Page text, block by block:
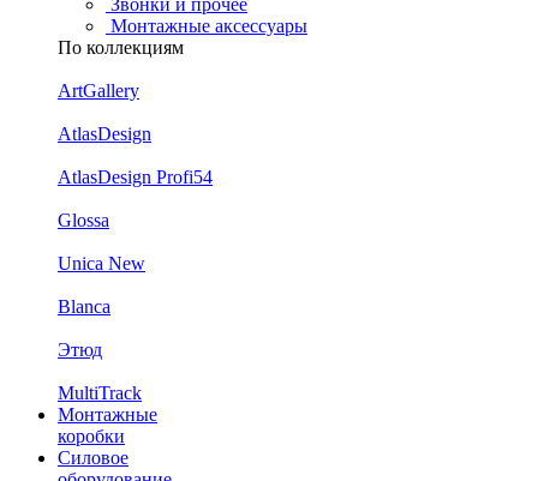
Монтажные аксессуары
По коллекциям
ArtGallery
AtlasDesign
AtlasDesign Profi54
Glossa
Unica New
Blanca
Этюд
MultiTrack
Монтажные
коробки
Силовое